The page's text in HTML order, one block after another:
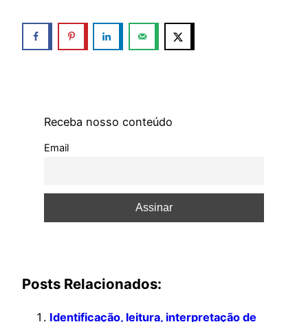
Receba nosso conteúdo
Email
Posts Relacionados:
Identificação, leitura, interpretação de